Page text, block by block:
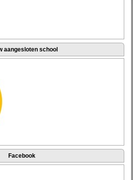
aangesloten school
Facebook